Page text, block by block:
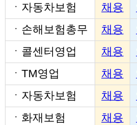
ㆍ 자동차보험 채용
ㆍ 손해보험총무 채용
ㆍ 콜센터영업 채용
ㆍ TM영업 채용
ㆍ 자동차보험 채용
ㆍ 화재보험 채용